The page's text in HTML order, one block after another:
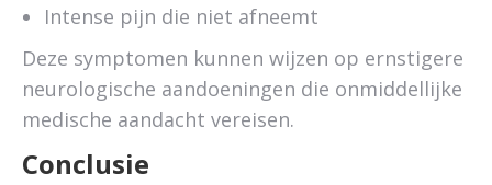
Intense pijn die niet afneemt
Deze symptomen kunnen wijzen op ernstigere
neurologische aandoeningen die onmiddellijke
medische aandacht vereisen.
Conclusie